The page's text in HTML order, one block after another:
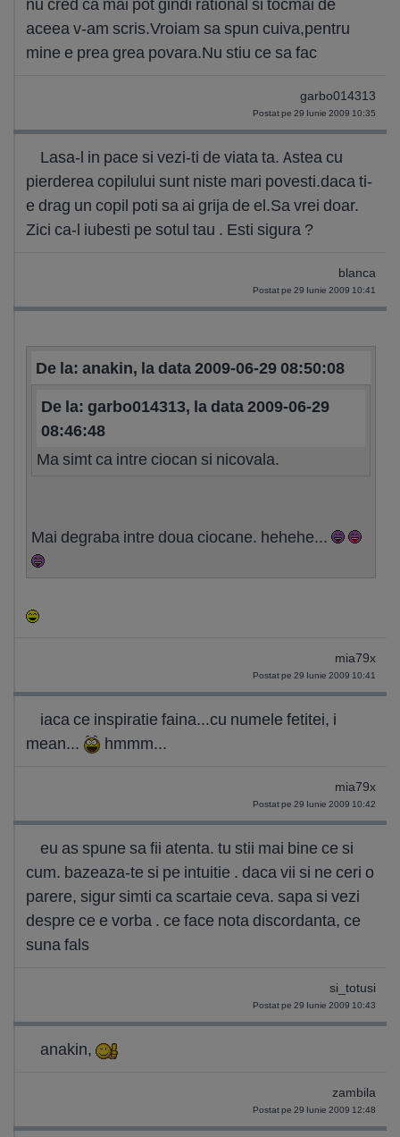
aceea v-am scris.Vroiam sa spun cuiva,pentru
mine e prea grea povara.Nu stiu ce sa fac
garbo014313
Postat pe 29 Iunie 2009 10:35
Lasa-l in pace si vezi-ti de viata ta. Astea cu
pierderea copilului sunt niste mari povesti.daca ti-
e drag un copil poti sa ai grija de el.Sa vrei doar.
Zici ca-l iubesti pe sotul tau . Esti sigura ?
blanca
Postat pe 29 Iunie 2009 10:41
De la: anakin, la data 2009-06-29 08:50:08
De la: garbo014313, la data 2009-06-29
08:46:48
Ma simt ca intre ciocan si nicovala.
Mai degraba intre doua ciocane. hehehe...
mia79x
Postat pe 29 Iunie 2009 10:41
iaca ce inspiratie faina...cu numele fetitei, i
mean...
hmmm...
mia79x
Postat pe 29 Iunie 2009 10:42
eu as spune sa fii atenta. tu stii mai bine ce si
cum. bazeaza-te si pe intuitie . daca vii si ne ceri o
parere, sigur simti ca scartaie ceva. sapa si vezi
despre ce e vorba . ce face nota discordanta, ce
suna fals
si_totusi
Postat pe 29 Iunie 2009 10:43
anakin,
zambila
Postat pe 29 Iunie 2009 12:48